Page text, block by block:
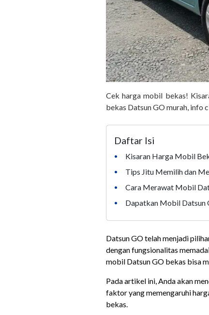
Cek harga mobil bekas!
bekas Datsun GO murah, info
Daftar Isi
•
Kisaran Harga Mobil
• Tips Jitu Memilih dan
• Cara Merawat Mobil
• Dapatkan Mobil Datsun
Datsun GO telah menjadi
dengan fungsionalitas
mobil Datsun GO bekas bisa
Pada artikel ini, Anda akan
faktor yang memengaruhi
bekas.